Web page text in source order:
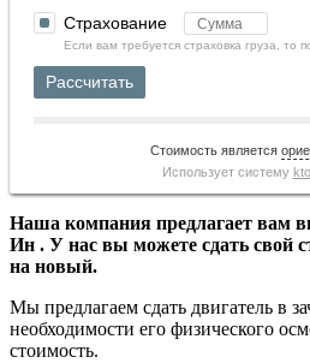
Страхование
Если вам требуется страховка груза, то
Рассчитать
Стоимость является
Использует систему
Наша компания предлагает вам
Ин . У нас вы можете сдать свой
на новый.
Мы предлагаем сдать двигатель в
необходимости его физического
стоимость.